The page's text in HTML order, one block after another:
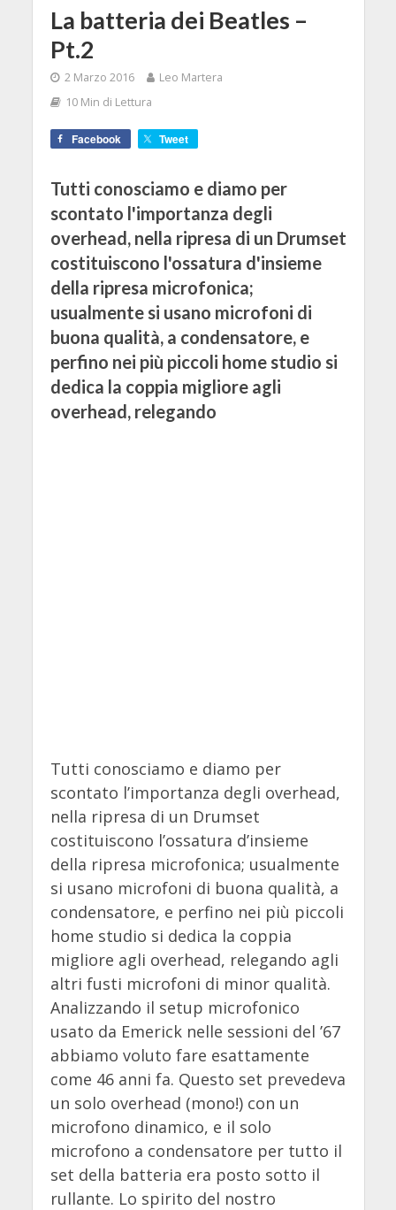
La batteria dei Beatles –
Pt.2
2 Marzo 2016
Leo Martera
10 Min di Lettura
Facebook Tweet
Tutti conosciamo e diamo per
scontato l'importanza degli
overhead, nella ripresa di un Drumset
costituiscono l'ossatura d'insieme
della ripresa microfonica;
usualmente si usano microfoni di
buona qualità, a condensatore, e
perfino nei più piccoli home studio si
dedica la coppia migliore agli
overhead, relegando
Tutti conosciamo e diamo per
scontato l’importanza degli overhead,
nella ripresa di un Drumset
costituiscono l’ossatura d’insieme
della ripresa microfonica; usualmente
si usano microfoni di buona qualità, a
condensatore, e perfino nei più piccoli
home studio si dedica la coppia
migliore agli overhead, relegando agli
altri fusti microfoni di minor qualità.
Analizzando il setup microfonico
usato da Emerick nelle sessioni del ’67
abbiamo voluto fare esattamente
come 46 anni fa. Questo set prevedeva
un solo overhead (mono!) con un
microfono dinamico, e il solo
microfono a condensatore per tutto il
set della batteria era posto sotto il
rullante. Lo spirito del nostro